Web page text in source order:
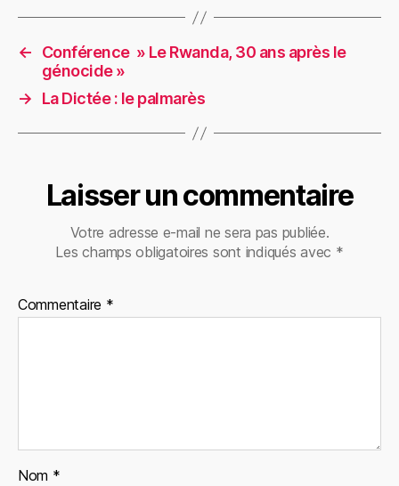
←
Conférence » Le Rwanda, 30 ans après le
génocide »
→
La Dictée : le palmarès
Laisser un commentaire
Votre adresse e-mail ne sera pas publiée.
Les champs obligatoires sont indiqués avec *
Commentaire *
Nom *